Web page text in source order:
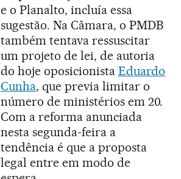
e o Planalto, incluía essa
sugestão. Na Câmara, o PMDB
também tentava ressuscitar
um projeto de lei, de autoria
do hoje oposicionista Eduardo
Cunha, que previa limitar o
número de ministérios em 20.
Com a reforma anunciada
nesta segunda-feira a
tendência é que a proposta
legal entre em modo de